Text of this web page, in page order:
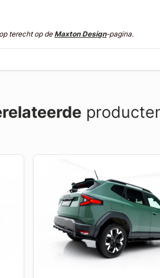
terecht op deMaxton Design-pagina.